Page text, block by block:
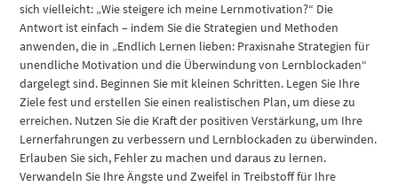
sich vielleicht: „Wie steigere ich meine Lernmotivation?“ Die
Antwort ist einfach – indem Sie die Strategien und Methoden
anwenden, die in „Endlich Lernen lieben: Praxisnahe Strategien für
unendliche Motivation und die Überwindung von Lernblockaden“
dargelegt sind. Beginnen Sie mit kleinen Schritten. Legen Sie Ihre
Ziele fest und erstellen Sie einen realistischen Plan, um diese zu
erreichen. Nutzen Sie die Kraft der positiven Verstärkung, um Ihre
Lernerfahrungen zu verbessern und Lernblockaden zu überwinden.
Erlauben Sie sich, Fehler zu machen und daraus zu lernen.
Verwandeln Sie Ihre Ängste und Zweifel in Treibstoff für Ihre